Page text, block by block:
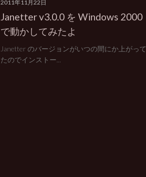
2011年11月22日
Janetter v3.0.0 を Windows 2000
で動かしてみたよ
Janetter のバージョンがいつの間にか上がって
たのでインストー...